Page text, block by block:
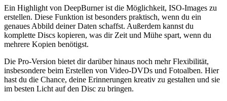
Ein Highlight von DeepBurner ist die Möglichkeit, ISO-Images zu
erstellen. Diese Funktion ist besonders praktisch, wenn du ein
genaues Abbild deiner Daten schaffst. Außerdem kannst du
komplette Discs kopieren, was dir Zeit und Mühe spart, wenn du
mehrere Kopien benötigst.
Die Pro-Version bietet dir darüber hinaus noch mehr Flexibilität,
insbesondere beim Erstellen von Video-DVDs und Fotoalben. Hier
hast du die Chance, deine Erinnerungen kreativ zu gestalten und sie
im besten Licht auf den Disc zu bringen.